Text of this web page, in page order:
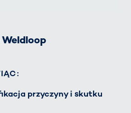
przyczyny i skutku